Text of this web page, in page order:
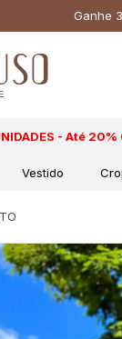
Ganhe
- Até 20%
Vestido